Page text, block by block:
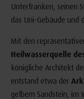
Unterfranken, seinen
das Uni-Gebäude
Mit den
Heilwasserquelle
königliche Architekt
entstand etwa der
gelbem Sandstein, im